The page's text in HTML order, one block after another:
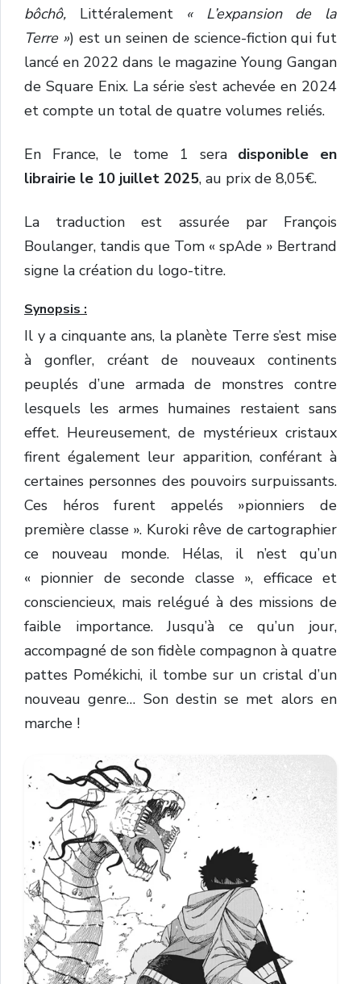
bôchô, Littéralement « L’expansion de la
Terre ») est un seinen de science-fiction qui fut
lancé en 2022 dans le magazine Young Gangan
de Square Enix. La série s’est achevée en 2024
et compte un total de quatre volumes reliés.
En France, le tome 1 sera disponible en
librairie le 10 juillet 2025, au prix de 8,05€.
La traduction est assurée par François
Boulanger, tandis que Tom « spAde » Bertrand
signe la création du logo-titre.
Synopsis :
Il y a cinquante ans, la planète Terre s’est mise
à gonfler, créant de nouveaux continents
peuplés d’une armada de monstres contre
lesquels les armes humaines restaient sans
effet. Heureusement, de mystérieux cristaux
firent également leur apparition, conférant à
certaines personnes des pouvoirs surpuissants.
Ces héros furent appelés »pionniers de
première classe ». Kuroki rêve de cartographier
ce nouveau monde. Hélas, il n’est qu’un
« pionnier de seconde classe », efficace et
consciencieux, mais relégué à des missions de
faible importance. Jusqu’à ce qu’un jour,
accompagné de son fidèle compagnon à quatre
pattes Pomékichi, il tombe sur un cristal d’un
nouveau genre… Son destin se met alors en
marche !